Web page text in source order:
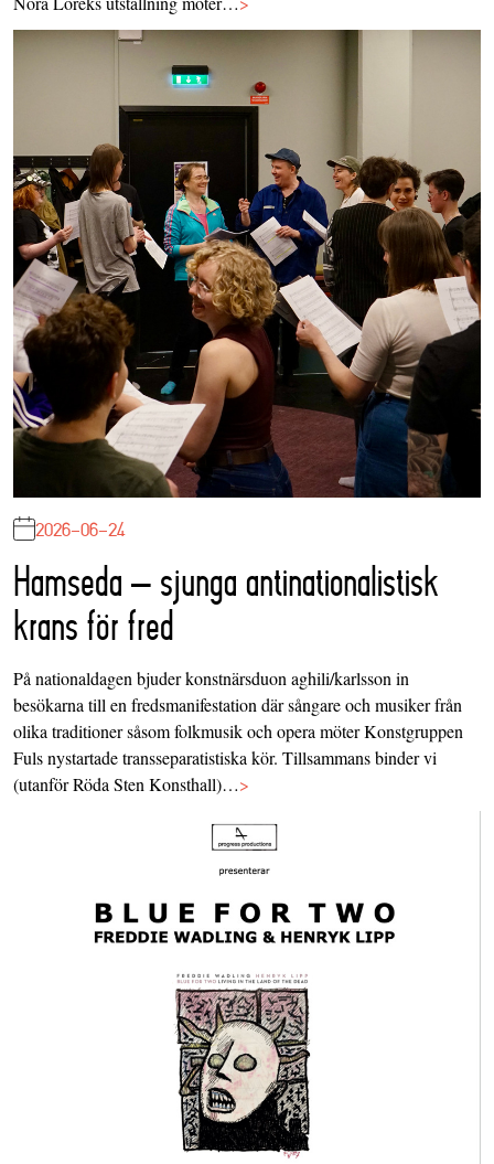
2026-06-24
Hamseda – sjunga antinationalistisk
krans för fred
På nationaldagen bjuder konstnärsduon aghili/karlsson in
besökarna till en fredsmanifestation där sångare och musiker från
olika traditioner såsom folkmusik och opera möter Konstgruppen
Fuls nystartade transseparatistiska kör. Tillsammans binder vi
(utanför Röda Sten Konsthall)…>